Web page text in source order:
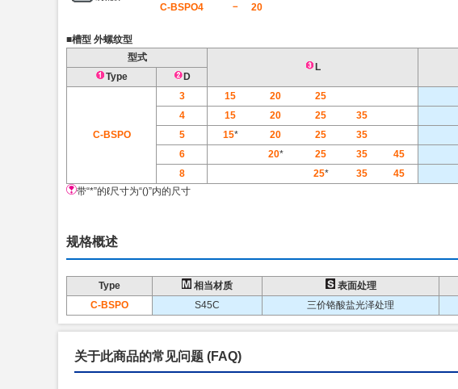
C-BSPO4
－ 20
■槽型 外螺纹型
型式
L
Type
D
C-BSPO
3 15 20 25
4
15 20 25 35
5
15* 20 25 35
6
20* 25 35 45
8
25* 35 45
带“*”的ℓ尺寸为“()”内的尺寸
规格概述
Type 相当材质 表面处理
C-BSPO
S45C 三价铬酸盐光泽处理
关于此商品的常见问题 (FAQ)